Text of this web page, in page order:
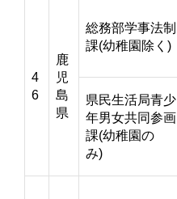
4
6
鹿
児
島
県
総務部学事法制
課(幼稚園除く)
県民生活局青少
年男女共同参画
課(幼稚園の
み)